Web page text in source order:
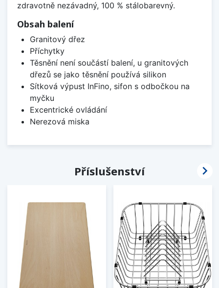
zdravotně nezávadný, 100 % stálobarevný.
Obsah balení
Granitový dřez
Příchytky
Těsnění není součástí balení, u granitových
dřezů se jako těsnění používá silikon
Sítková výpust InFino, sifon s odbočkou na
myčku
Excentrické ovládání
Nerezová miska
Příslušenství 